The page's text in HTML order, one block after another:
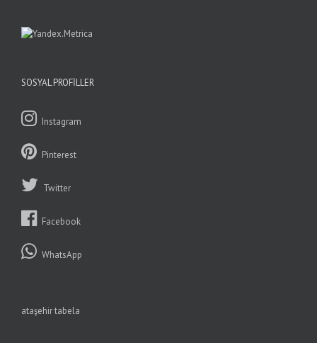
SOSYAL PROFILLER
Instagram
Pinterest
Twitter
Facebook
WhatsApp
ataşehir tabela